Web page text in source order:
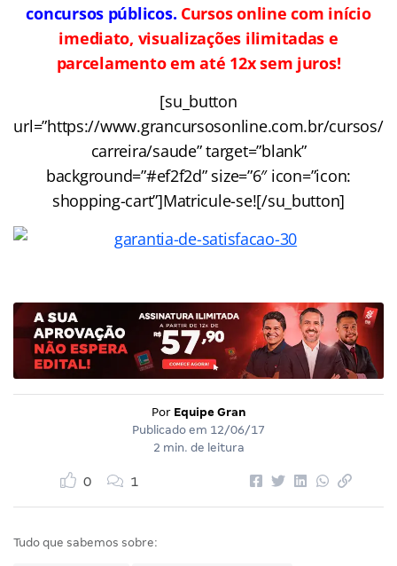
concursos públicos. Cursos online com início
imediato, visualizações ilimitadas e
parcelamento em até 12x sem juros!
[su_button
url=”https://www.grancursosonline.com.br/cursos/
carreira/saude” target=”blank”
background=”#ef2f2d” size=”6″ icon=”icon:
shopping-cart”]Matricule-se![/su_button]
Por Equipe Gran
Publicado em 12/06/17
2 min. de leitura
0 1
Tudo que sabemos sobre: